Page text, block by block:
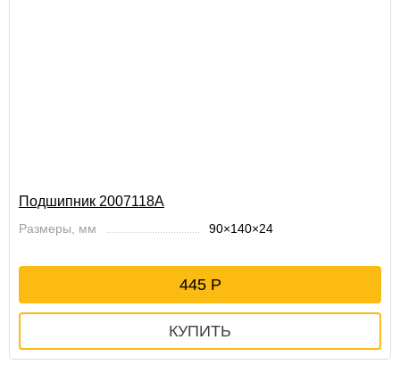
Подшипник 2007118А
Размеры, мм 90×140×24
445